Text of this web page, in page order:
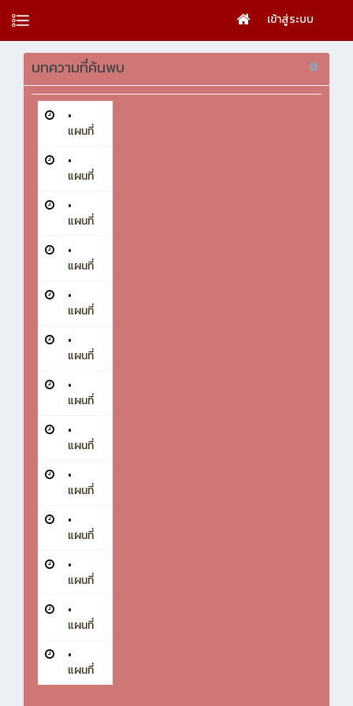
เข้าสู่ระบบ
บทความที่ค้นพบ
•
แผนที่
•
แผนที่
•
แผนที่
•
แผนที่
•
แผนที่
•
แผนที่
•
แผนที่
•
แผนที่
•
แผนที่
•
แผนที่
•
แผนที่
•
แผนที่
•
แผนที่